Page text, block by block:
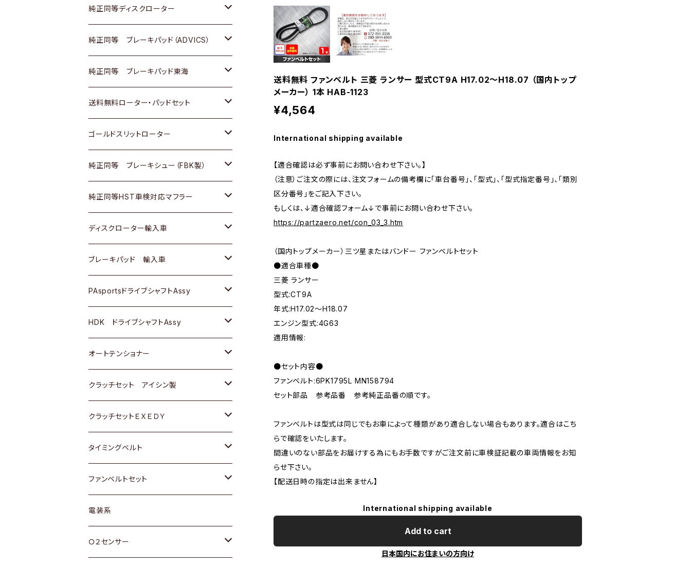
送料無料 ファンベルト 三菱 ランサー 型式CT9A H17.02～H18.07 （国内トップ
メーカー） 1本 HAB-1123
¥4,564
International shipping available
【適合確認は必ず事前にお問い合わせ下さい。】
（注意）ご注文の際には、注文フォームの備考欄に「車台番号」、「型式」、「型式指定番号」、「類別
区分番号」をご記入下さい。
もしくは、↓適合確認フォーム↓で事前にお問い合わせ下さい。
https://partzaero.net/con_03_3.htm
（国内トップメーカー）三ツ星またはバンドー ファンベルトセット
●適合車種●
三菱 ランサー
型式:CT9A
年式:H17.02～H18.07
エンジン型式:4G63
適用情報:
●セット内容●
ファンベルト:6PK1795L MN158794
セット部品 参考品番 参考純正品番の順です。
ファンベルトは型式は同じでもお車によって種類があり適合しない場合もあります。適合はこち
らで確認をいたします。
間違いのない部品をお届けする為にもお手数ですがご注文前に車検証記載の車両情報をお知
らせ下さい。
【配送日時の指定は出来ません】
International shipping available
Add to cart
日本国内にお住まいの方向け
マツダ
三菱
スバル
日野
三菱ふそう
ＢＭＷ
ダイハツ
マツダ
三菱
日野
三菱ふそう
ダイハツ
三菱
日野
三菱ふそう
その他
日産
ダイハツ
マツダ
三菱
スバル
スズキ
日産
いすゞ
ダイハツ
マツダ
三菱
スバル
日産
いすゞ
ダイハツ
マツダ
三菱
トヨタ
ホンダ
スズキ
日産
ダイハツ
マツダ
三菱
スバル
純正同等ディスクローター
トヨタ
ホンダ
スズキ
日産
いすゞ
ダイハツ
マツダ
三菱
スバル
ＢＥＮＺ
純正同等 ブレーキパッド（ADVICS）
トヨタ
ホンダ
スズキ
日産
ダイハツ
マツダ
三菱
スバル
純正同等 ブレーキパッド東海
トヨタ
ホンダ
日産
いすゞ
ダイハツ
マツダ
三菱
スバル
送料無料ローター・パッドセット
トヨタ
ホンダ
スズキ
日産
ダイハツ
マツダ
三菱
スバル
ゴールドスリットローター
トヨタ
ホンダ
スズキ
日産
ダイハツ
マツダ
三菱
スバル
純正同等 ブレーキシュー（FBK製）
ホンダ
スズキ
日産
ダイハツ
マツダ
三菱
スバル
純正同等HST車検対応マフラー
トヨタ
ホンダ
スズキ
日産
いすゞ
ダイハツ
マツダ
三菱
スバル
日野
ディスクローター輸入車
ＡＵＤＩ
ＢＥＮＺ
ＢＭＷ
GOLF
ＷＡＧＥＮ
アストロ（シボレー）
クライスラー
ブレーキパッド 輸入車
ＢＥＮＺ
ＢＭＷ
ＷＡＧＥＮ
ＶＯＬＶＯ
PAsportsドライブシャフトAssy
トヨタ
ホンダ
スズキ
日産
ダイハツ
マツダ
三菱
スバル
HDK ドライブシャフトAssy
スズキ
ダイハツ
日産
ホンダ
マツダ
オートテンショナー
トヨタ
クラッチセット アイシン製
ホンダ
スズキ
ダイハツ
マツダ
三菱
クラッチセットＥＸＥＤＹ
ホンダ
スズキ
日産
ダイハツ
タイミングベルト
トヨタ
スズキ
ダイハツ
ファンベルトセット
トヨタ
ホンダ
電装系
Ｏ２センサー